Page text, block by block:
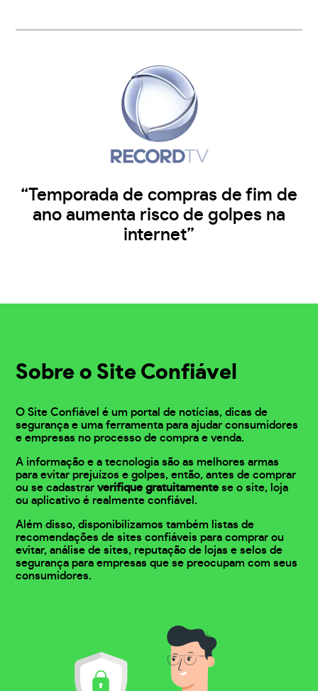
“Temporada de compras de fim de
ano aumenta risco de golpes na
internet”
Sobre o Site Confiável
O Site Confiável é um portal de notícias, dicas de
segurança e uma ferramenta para ajudar consumidores
e empresas no processo de compra e venda.
A informação e a tecnologia são as melhores armas
para evitar prejuízos e golpes, então, antes de comprar
ou se cadastrarverifique gratuitamente se o site, loja
ou aplicativo é realmente confiável.
Além disso, disponibilizamos também listas de
recomendações de sites confiáveis para comprar ou
evitar, análise de sites, reputação de lojas e selos de
segurança para empresas que se preocupam com seus
consumidores.